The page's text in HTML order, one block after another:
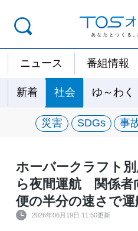
ニュース 番組情報
新着 社会 ゆ～わく
災害 SDGs 事
ホーバークラフト
ら夜間運航 関係
便の半分の速さで
2026年06月19日 11:50更新